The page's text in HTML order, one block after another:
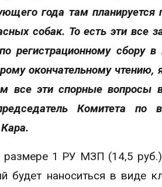
года там планируется
собак. То есть эти все
сбору в
окончательному чтению,
все эти спорные вопросы
Комитета по
размере 1 РУ МЗП (14,5
будет наноситься в виде